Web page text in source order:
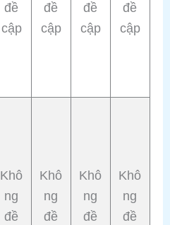
đề
cập
đề
cập
đề
cập
đề
cập
Khô
ng
đề
Khô
ng
đề
Khô
ng
đề
Khô
ng
đề